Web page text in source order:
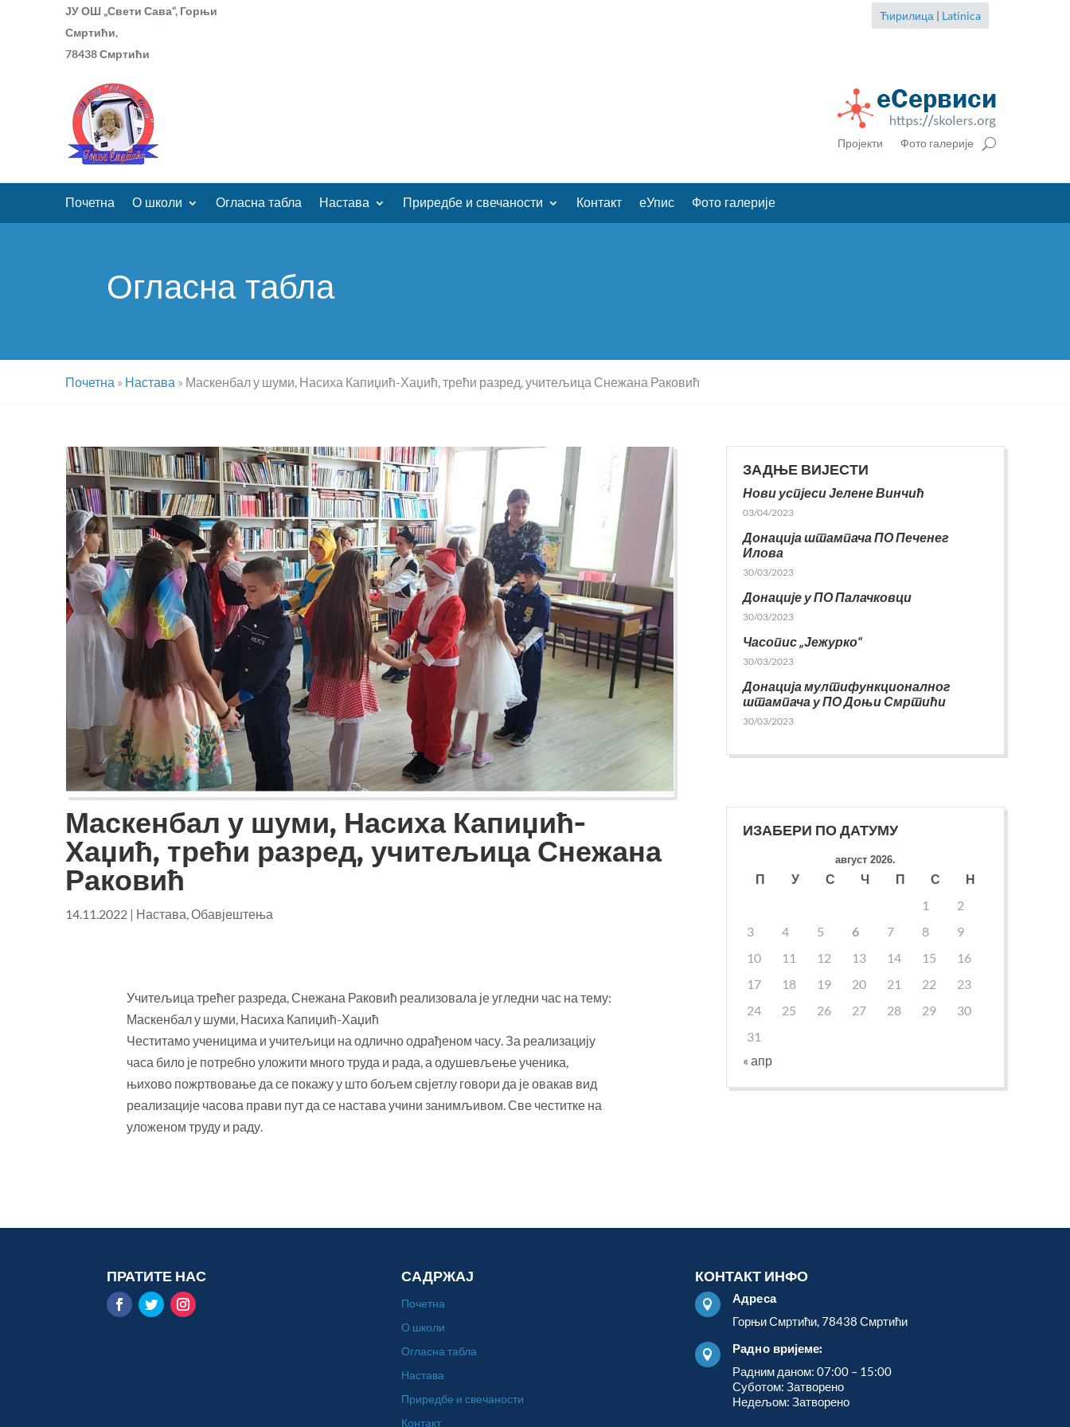
ЈУ ОШ „Свети Сава“, Горњи
Смртићи,
78438 Смртићи
Ћирилица | Latinica
Пројекти Фото галерије
Почетна О школи Огласна табла Настава Приредбе и свечаности Контакт еУпис Фото галерије
Огласна табла
Почетна » Настава » Маскенбал у шуми, Насиха Капиџић-Хаџић, трећи разред, учитељица Снежана Раковић
Маскенбал у шуми, Насиха Капиџић-
Хаџић, трећи разред, учитељица Снежана
Раковић
14.11.2022 | Настава,Обавјештења
Учитељица трећег разреда, Снежана Раковић реализовала је угледни час на тему:
Маскенбал у шуми, Насиха Капиџић-Хаџић
Честитамо ученицима и учитељици на одлично одрађеном часу. За реализацију
часа било је потребно уложити много труда и рада, а одушевљење ученика,
њихово пожртвовање да се покажу у што бољем свјетлу говори да је овакав вид
реализације часова прави пут да се настава учини занимљивом. Све честитке на
уложеном труду и раду.
ЗАДЊЕ ВИЈЕСТИ
Нови успјеси Јелене Винчић
03/04/2023
Донација штампача ПО Печенег
Илова
30/03/2023
Донације у ПО Палачковци
30/03/2023
Часопис „Јежурко“
30/03/2023
Донација мултифункционалног
штампача у ПО Доњи Смртићи
30/03/2023
ИЗАБЕРИ ПО ДАТУМУ
август 2026.
П У С Ч П С
Н
1
2
3
4 5 6 7 8
9
10
11 12 13 14 15
16
17
18 19 20 21 22
23
24
25 26 27 28 29
30
31
« апр
ПРАТИТЕ НАС САДРЖАЈ
Почетна
О школи
Огласна табла
Настава
Приредбе и свечаности
Контакт
КОНТАКТ ИНФО

Адреса
Горњи Смртићи, 78438 Смртићи

Радно вријеме:
Радним даном: 07:00 – 15:00
Суботом: Затворено
Недељом: Затворено